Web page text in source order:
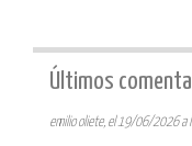
Últimos
emilio oliete, el 19/06/2026 a